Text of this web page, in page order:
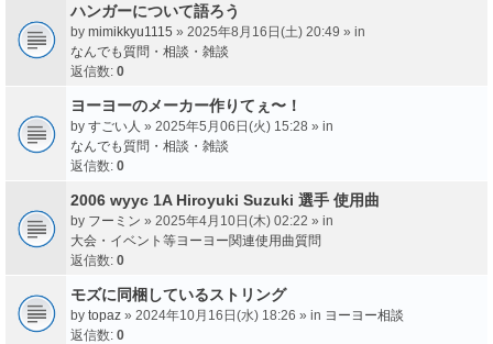
ハンガーについて語ろう
by mimikkyu1115 » 2025年8月16日(土) 20:49 » in
なんでも質問・相談・雑談
返信数: 0
ヨーヨーのメーカー作りてぇ〜！
by すごい人 » 2025年5月06日(火) 15:28 » in
なんでも質問・相談・雑談
返信数: 0
2006 wyyc 1A Hiroyuki Suzuki 選手 使用曲
by フーミン » 2025年4月10日(木) 02:22 » in
大会・イベント等ヨーヨー関連使用曲質問
返信数: 0
モズに同梱しているストリング
by topaz » 2024年10月16日(水) 18:26 » in ヨーヨー相談
返信数: 0